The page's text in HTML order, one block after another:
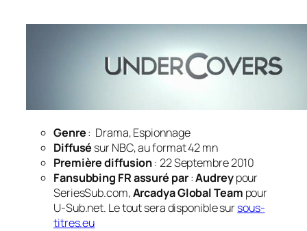
Genre: Drama, Espionnage
Diffusé sur NBC, au format 42 mn
Première diffusion: 22 Septembre 2010
Fansubbing FR assuré par:Audreypour
SeriesSub.com,Arcadya Global Team pour
U-Sub.net. Le tout sera disponible sursous-
titres.eu